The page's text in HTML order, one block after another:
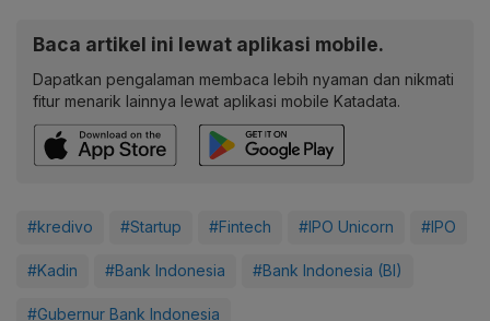
Baca artikel ini lewat aplikasi mobile.
Dapatkan pengalaman membaca lebih nyaman dan nikmati
fitur menarik lainnya lewat aplikasi mobile Katadata.
#kredivo #Startup #Fintech #IPO Unicorn #IPO
#Kadin #Bank Indonesia #Bank Indonesia (BI)
#Gubernur Bank Indonesia